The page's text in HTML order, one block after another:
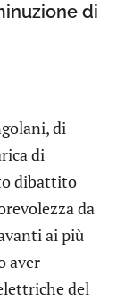
di
di
di
dibattito
da
ai più
aver
del